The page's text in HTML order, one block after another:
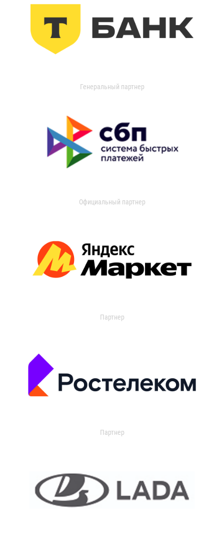
Генеральный партнер
Официальный партнер
Партнер
Партнер